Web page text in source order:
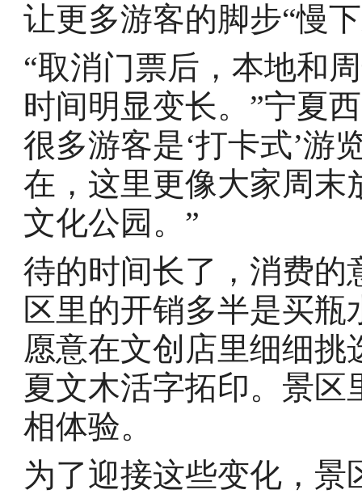
让更多游客的脚步“慢
“取消门票后，本地和
时间明显变长。”宁夏
很多游客是‘打卡式’游
在，这里更像大家周末
文化公园。”
待的时间长了，消费的
区里的开销多半是买
愿意在文创店里细细
夏文木活字拓印。景
相体验。
为了迎接这些变化，景